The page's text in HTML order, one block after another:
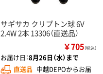
サギサカ クリプトン球 6V
2.4W 2本 13306（直送品）
￥705（税込）
お届け日：8月26日（水）まで
直送品 中越DEPOからお届